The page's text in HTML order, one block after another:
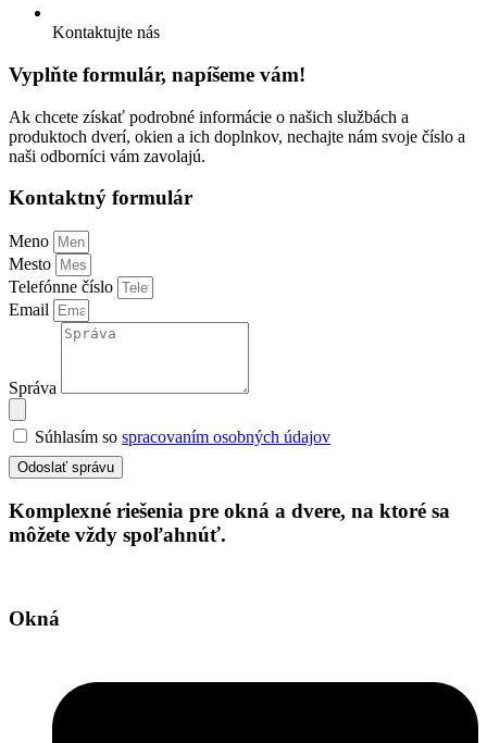
Kontaktujte nás
Vyplňte formulár, napíšeme vám!
Ak chcete získať podrobné informácie o našich službách a
produktoch dverí, okien a ich doplnkov, nechajte nám svoje číslo a
naši odborníci vám zavolajú.
Kontaktný formulár
Meno
Mesto
Telefónne číslo
Email
Správa
Súhlasím so spracovaním osobných údajov
Odoslať správu
Komplexné riešenia pre okná a dvere, na ktoré sa
môžete vždy spoľahnúť.
Okná